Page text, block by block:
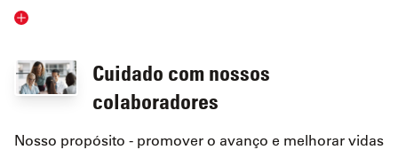
Cuidado com nossos
colaboradores
Nosso propósito - promover o avanço e melhorar vidas